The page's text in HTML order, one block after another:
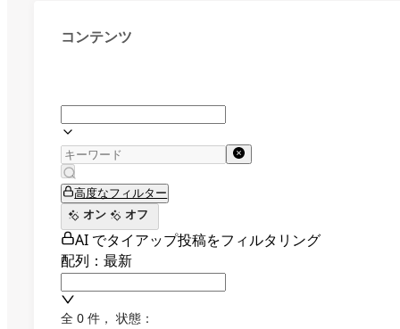
コンテンツ
高度なフィルター
オン
オフ
AI でタイアップ投稿をフィルタリング
配列：最新
全 0 件 ， 状態：